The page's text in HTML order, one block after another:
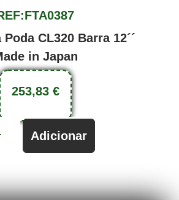
CL320 Barra 12´´
in Japan
253,83 €
Adicionar